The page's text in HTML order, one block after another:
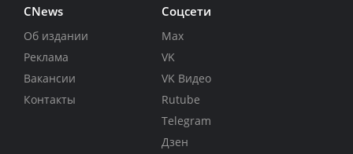
CNews
Об издании
Реклама
Вакансии
Контакты
Соцсети
Max
VK
VK Видео
Rutube
Telegram
Дзен